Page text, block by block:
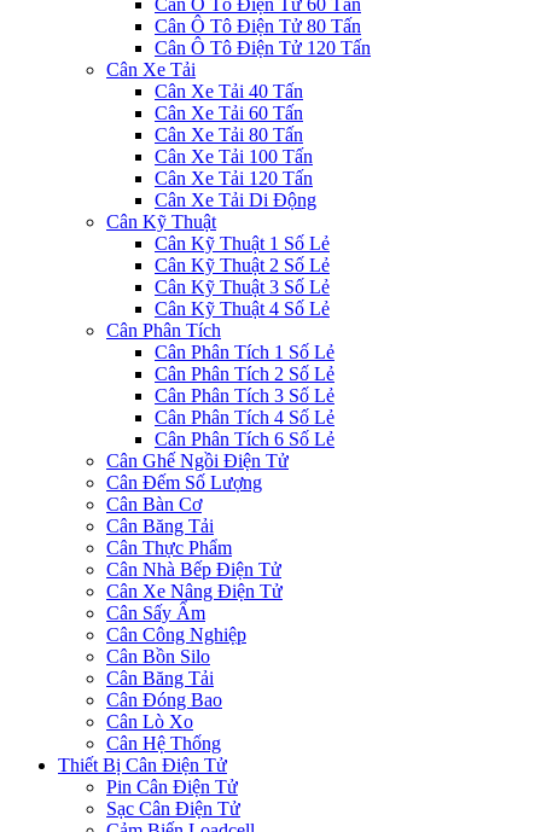
Cân Ô Tô Điện Tử 60 Tấn
Cân Ô Tô Điện Tử 80 Tấn
Cân Ô Tô Điện Tử 120 Tấn
Cân Xe Tải
Cân Xe Tải 40 Tấn
Cân Xe Tải 60 Tấn
Cân Xe Tải 80 Tấn
Cân Xe Tải 100 Tấn
Cân Xe Tải 120 Tấn
Cân Xe Tải Di Động
Cân Kỹ Thuật
Cân Kỹ Thuật 1 Số Lẻ
Cân Kỹ Thuật 2 Số Lẻ
Cân Kỹ Thuật 3 Số Lẻ
Cân Kỹ Thuật 4 Số Lẻ
Cân Phân Tích
Cân Phân Tích 1 Số Lẻ
Cân Phân Tích 2 Số Lẻ
Cân Phân Tích 3 Số Lẻ
Cân Phân Tích 4 Số Lẻ
Cân Phân Tích 6 Số Lẻ
Cân Ghế Ngồi Điện Tử
Cân Đếm Số Lượng
Cân Bàn Cơ
Cân Băng Tải
Cân Thực Phẩm
Cân Nhà Bếp Điện Tử
Cân Xe Nâng Điện Tử
Cân Sấy Ẩm
Cân Công Nghiệp
Cân Bồn Silo
Cân Băng Tải
Cân Đóng Bao
Cân Lò Xo
Cân Hệ Thống
Thiết Bị Cân Điện Tử
Pin Cân Điện Tử
Sạc Cân Điện Tử